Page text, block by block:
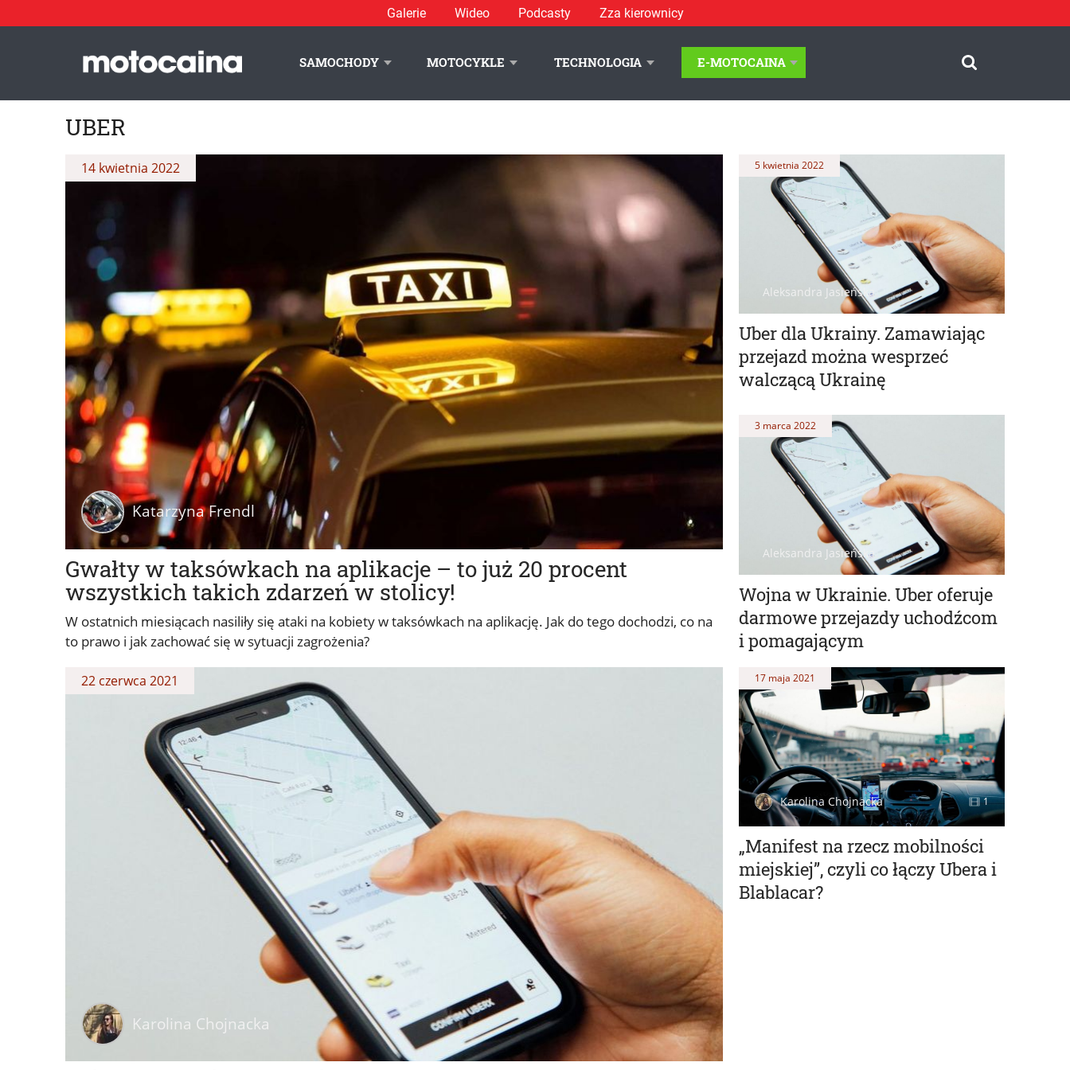
Galerie Wideo Podcasty Zza kierownicy
SAMOCHODY MOTOCYKLE TECHNOLOGIA E-MOTOCAINA
UBER
Gwałty w taksówkach na aplikacje – to już 20 procent
wszystkich takich zdarzeń w stolicy!
14 kwietnia 2022
Katarzyna Frendl
W ostatnich miesiącach nasiliły się ataki na kobiety w taksówkach na aplikację. Jak do tego dochodzi, co na
to prawo i jak zachować się w sytuacji zagrożenia?
Uber dla Ukrainy. Zamawiając
przejazd można wesprzeć
walczącą Ukrainę
5 kwietnia 2022
Aleksandra Jasieńska
Wojna w Ukrainie. Uber oferuje
darmowe przejazdy uchodźcom
i pomagającym
3 marca 2022
Aleksandra Jasieńska
22 czerwca 2021
Karolina Chojnacka
„Manifest na rzecz mobilności
miejskiej”, czyli co łączy Ubera i
Blablacar?
17 maja 2021
Karolina Chojnacka 1